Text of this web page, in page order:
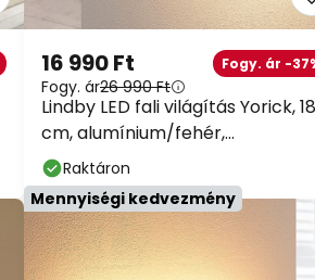
Lindby LED fali világítás Yorick, 18
cm, alumínium/fehér,
kapcsolóval
16 990 Ft Fogy. ár -37%
Fogy. ár 26 990 Ft
Raktáron
Mennyiségi kedvezmény